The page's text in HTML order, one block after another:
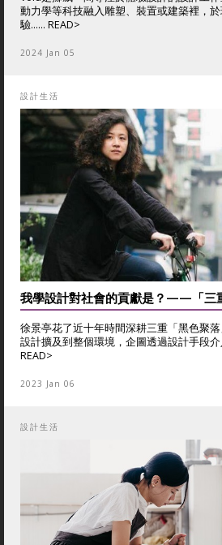
動力學等科技融入雕塑、裝置或建築裡，
驗...... READ>
2024 Jan 05
設計生活
我學設計對社會的貢獻是？——「三
徐景亭花了近十年時間深耕三重「黑色聚
設計擴及到整個環境，企圖透過設計手段介
READ>
2023 Jan 06
設計生活